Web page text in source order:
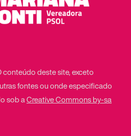
deste site, exceto
fontes ou onde especificado
sob aCreative Commons by-sa